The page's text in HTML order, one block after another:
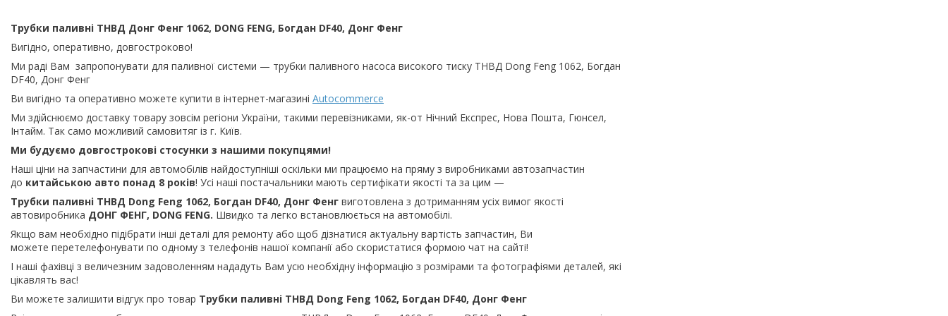
Трубки паливні ТНВД Донг Фенг 1062, DONG FENG, Богдан DF40, Донг Фенг
Вигідно, оперативно, довгостроково!
Ми раді Вам запропонувати для паливної системи — трубки паливного насоса високого тиску ТНВД Dong Feng 1062, Богдан
DF40, Донг Фенг
Ви вигідно та оперативно можете купити в інтернет-магазині Autocommerce
Ми здійснюємо доставку товару зовсім регіони України, такими перевізниками, як-от Нічний Експрес, Нова Пошта, Гюнсел,
Інтайм. Так само можливий самовитяг із г. Київ.
Ми будуємо довгострокові стосунки з нашими покупцями!
Наші ціни на запчастини для автомобілів найдоступніші оскільки ми працюємо на пряму з виробниками автозапчастин
до китайською авто понад 8 років! Усі наші постачальники мають сертифікати якості та за цим —
Трубки паливні ТНВД Dong Feng 1062, Богдан DF40, Донг Фенг виготовлена з дотриманням усіх вимог якості
автовиробника ДОНГ ФЕНГ, DONG FENG. Швидко та легко встановлюється на автомобілі.
Якщо вам необхідно підібрати інші деталі для ремонту або щоб дізнатися актуальну вартість запчастин, Ви
можете перетелефонувати по одному з телефонів нашої компанії або скористатися формою чат на сайті!
І наші фахівці з величезним задоволенням нададуть Вам усю необхідну інформацію з розмірами та фотографіями деталей, які
цікавлять вас!
Ви можете залишити відгук про товар Трубки паливні ТНВД Dong Feng 1062, Богдан DF40, Донг Фенг